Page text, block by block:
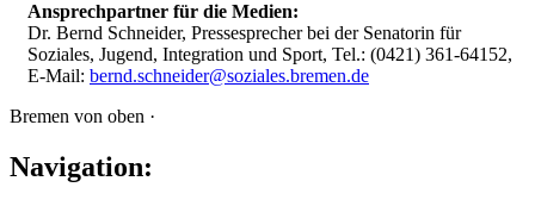
Ansprechpartner für die Medien:
Dr. Bernd Schneider, Pressesprecher bei der Senatorin für
Soziales, Jugend, Integration und Sport, Tel.: (0421) 361-64152,
E-Mail: bernd.schneider@soziales.bremen.de
Bremen von oben ·
Navigation: